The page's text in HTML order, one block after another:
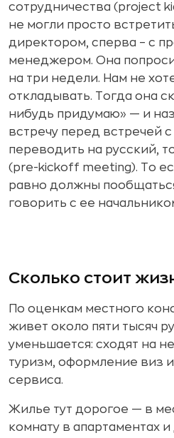
сотрудничества (project
не могли просто
директором, сперва – с
менеджером. Она
на три недели. Нам не
откладывать. Тогда она
нибудь придумаю» — и
встречу перед встречей
переводить на русский,
(pre-kickoff meeting). То
равно должны
говорить с ее
Сколько стоит
По оценкам местного
живет около пяти тысяч
уменьшается: сходят на
туризм, оформление виз
сервиса.
Жилье тут дорогое — в
комнату в апартаментах и